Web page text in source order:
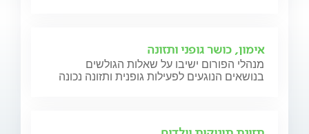
אימון, כושר גופני ותזונה
מנהלי הפורום ישיבו על שאלות הגולשים
בנושאים הנוגעים לפעילות גופנית ותזונה נכונה